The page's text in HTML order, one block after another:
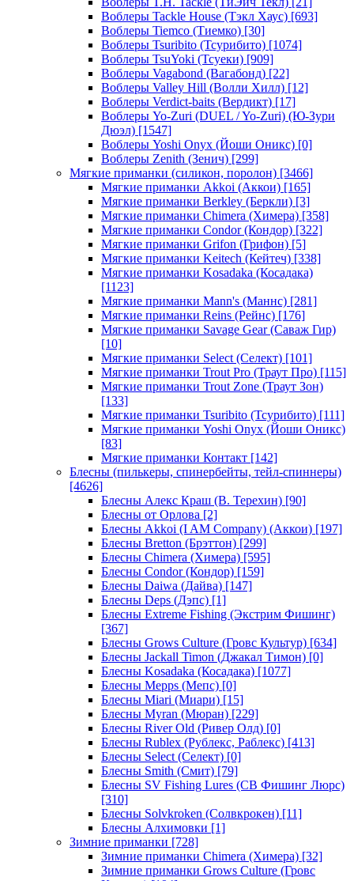
Воблеры Tackle House (Тэкл Хаус) [693]
Воблеры Tiemco (Тиемко) [30]
Воблеры Tsuribito (Тсурибито) [1074]
Воблеры TsuYoki (Тсуеки) [909]
Воблеры Vagabond (Вагабонд) [22]
Воблеры Valley Hill (Волли Хилл) [12]
Воблеры Verdict-baits (Вердикт) [17]
Воблеры Yo-Zuri (DUEL / Yo-Zuri) (Ю-Зури
Дюэл) [1547]
Воблеры Yoshi Onyx (Йоши Оникс) [0]
Воблеры Zenith (Зенич) [299]
Мягкие приманки (силикон, поролон) [3466]
Мягкие приманки Akkoi (Аккои) [165]
Мягкие приманки Berkley (Беркли) [3]
Мягкие приманки Chimera (Химера) [358]
Мягкие приманки Condor (Кондор) [322]
Мягкие приманки Grifon (Грифон) [5]
Мягкие приманки Keitech (Кейтеч) [338]
Мягкие приманки Kosadaka (Косадака)
[1123]
Мягкие приманки Mann's (Маннс) [281]
Мягкие приманки Reins (Рейнс) [176]
Мягкие приманки Savage Gear (Саваж Гир)
[10]
Мягкие приманки Select (Селект) [101]
Мягкие приманки Trout Pro (Траут Про) [115]
Мягкие приманки Trout Zone (Траут Зон)
[133]
Мягкие приманки Tsuribito (Тсурибито) [111]
Мягкие приманки Yoshi Onyx (Йоши Оникс)
[83]
Мягкие приманки Контакт [142]
Блесны (пилькеры, спинербейты, тейл-спиннеры)
[4626]
Блесны Алекс Краш (В. Терехин) [90]
Блесны от Орлова [2]
Блесны Akkoi (I AM Company) (Аккои) [197]
Блесны Bretton (Брэттон) [299]
Блесны Chimera (Химера) [595]
Блесны Condor (Кондор) [159]
Блесны Daiwa (Дайва) [147]
Блесны Deps (Дэпс) [1]
Блесны Extreme Fishing (Экстрим Фишинг)
[367]
Блесны Grows Culture (Гровс Культур) [634]
Блесны Jackall Timon (Джакал Тимон) [0]
Блесны Kosadaka (Косадака) [1077]
Блесны Mepps (Мепс) [0]
Блесны Miari (Миари) [15]
Блесны Myran (Мюран) [229]
Блесны River Old (Ривер Олд) [0]
Блесны Rublex (Рублекс, Раблекс) [413]
Блесны Select (Селект) [0]
Блесны Smith (Смит) [79]
Блесны SV Fishing Lures (СВ Фишинг Люрс)
[310]
Блесны Solvkroken (Солвкрокен) [11]
Блесны Алхимовки [1]
Зимние приманки [728]
Зимние приманки Chimera (Химера) [32]
Зимние приманки Grows Culture (Гровс